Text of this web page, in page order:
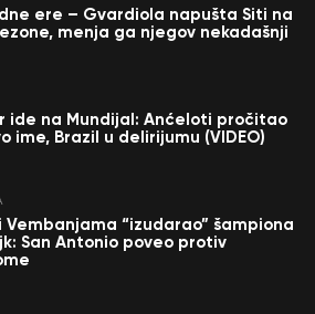
ere – Gvardiola napušta Siti na
menja ga njegov nekadašnji
ide na Mundijal: Anćeloti pročitao
ime, Brazil u delirijumu (VIDEO)
Vembanjama “izudarao” šampiona
San Antonio poveo protiv